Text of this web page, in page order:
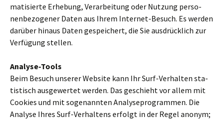
ma­ti­sierte Erhebung, Verarbeitung oder Nutzung per­so­
nen­be­zo­ge­ner Daten aus Ihrem Internet-Besuch. Es werden
dar­über hinaus Daten gespei­chert, die Sie aus­drück­lich zur
Verfügung stel­len.
Analyse-Tools
Beim Besuch unse­rer Website kann Ihr Surf-Verhalten sta­
ti­stisch aus­ge­wer­tet werden. Das geschieht vor allem mit
Cookies und mit soge­nann­ten Analyseprogrammen. Die
Analyse Ihres Surf-Verhaltens erfolgt in der Regel anonym;